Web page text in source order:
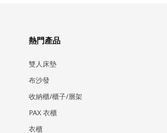
熱門產品
雙人床墊
布沙發
收納櫃/櫃子/層架
PAX 衣櫃
衣櫃